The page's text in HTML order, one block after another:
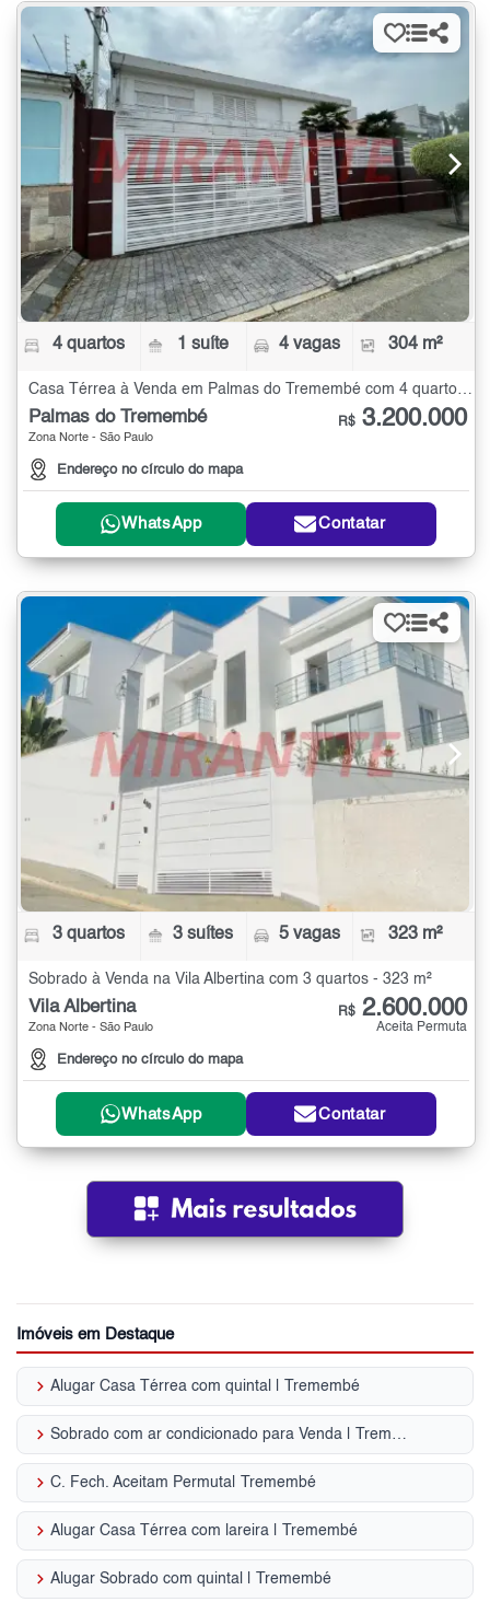
4 quartos 1 suíte 4 vagas 304 m²
Palmas do Tremembé
Zona Norte - São Paulo
Endereço no círculo do mapa
R$ 3.200.000
WhatsApp Contatar
3 quartos 3 suítes 5 vagas 323 m²
Sobrado à Venda na Vila Albertina com 3 quartos - 323 m²
Vila Albertina
Zona Norte - São Paulo
Endereço no círculo do mapa
R$ 2.600.000
Aceita Permuta
WhatsApp Contatar
Imóveis em Destaque
keyboard_arrow_right Alugar Casa Térrea com quintal | Tremembé
keyboard_arrow_right Sobrado com ar condicionado para Venda | Tremembé
keyboard_arrow_right C. Fech. Aceitam Permuta| Tremembé
keyboard_arrow_right Alugar Casa Térrea com lareira | Tremembé
keyboard_arrow_right Alugar Sobrado com quintal | Tremembé